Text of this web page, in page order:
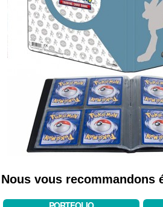
Nous vous recommandons